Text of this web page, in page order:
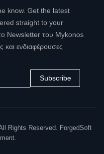
know. Get the latest
straight to your
Newsletter του Mykonos
και ενδιαφέρουσες
Subscribe
Rights Reserved. ForgedSoft